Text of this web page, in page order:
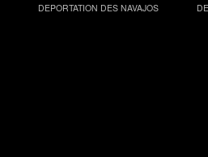
DEPORTATION DES NAVAJOS